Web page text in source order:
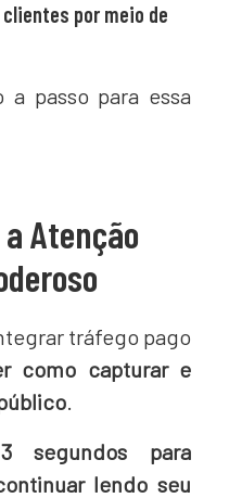
por meio de
a passo para essa
Atenção
tráfego pago
como capturar e
.
segundos para
lendo seu